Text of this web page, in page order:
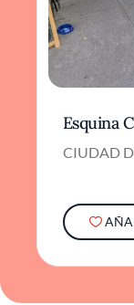
Esquina
CIUDAD